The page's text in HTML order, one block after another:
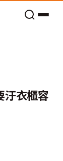
汙衣櫃容